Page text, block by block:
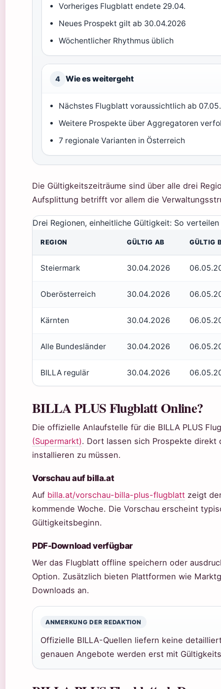
Vorheriges Flugblatt endete 29.04.
Neues Prospekt gilt ab 30.04.2026
Wöchentlicher Rhythmus üblich
4 Wie es weitergeht
Nächstes Flugblatt voraussichtlich ab 07.05.
Weitere Prospekte über Aggregatoren
7 regionale Varianten in Österreich
Die Gültigkeitszeiträume sind über alle drei
Aufsplittung betrifft vor allem die
Drei Regionen, einheitliche Gültigkeit: So
REGION GÜLTIG AB GÜLTIG
Steiermark 30.04.2026
Oberösterreich 30.04.2026
Kärnten 30.04.2026
Alle Bundesländer 30.04.2026
BILLA regulär 30.04.2026
BILLA PLUS Flugblatt Online?
Die offizielle Anlaufstelle für die BILLA PLUS
(Supermarkt). Dort lassen sich Prospekte
installieren zu müssen.
Vorschau auf billa.at
Auf billa.at/vorschau-billa-plus-flugblatt zeigt
kommende Woche. Die Vorschau erscheint
Gültigkeitsbeginn.
PDF-Download verfügbar
Wer das Flugblatt offline speichern oder
Option. Zusätzlich bieten Plattformen wie
Downloads an.
ANMERKUNG DER REDAKTION
Offizielle BILLA-Quellen liefern keine
genauen Angebote werden erst mit